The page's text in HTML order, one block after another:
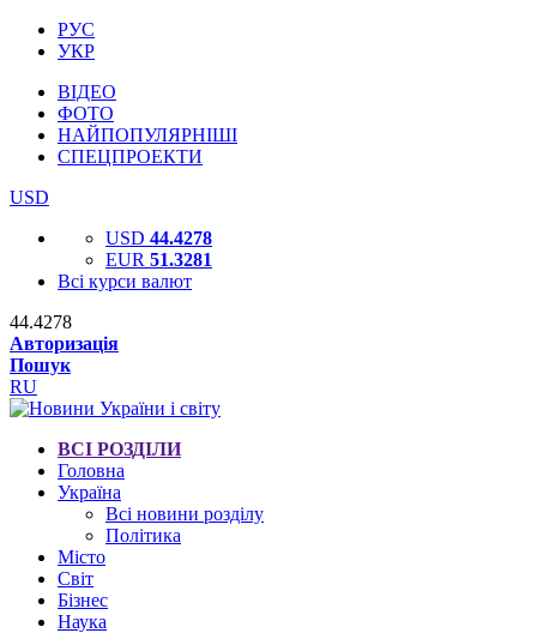
РУС
УКР
ВІДЕО
ФОТО
НАЙПОПУЛЯРНІШІ
СПЕЦПРОЕКТИ
USD
USD 44.4278
EUR 51.3281
Всі курси валют
44.4278
Авторизація
Пошук
RU
ВСІ РОЗДІЛИ
Головна
Україна
Всі новини розділу
Політика
Місто
Світ
Бізнес
Наука